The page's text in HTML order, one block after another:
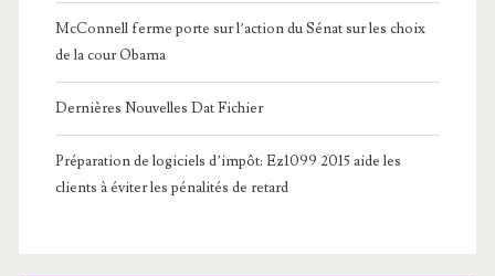
McConnell ferme porte sur l’action du Sénat sur les choix
de la cour Obama
Dernières Nouvelles Dat Fichier
Préparation de logiciels d’impôt: Ez1099 2015 aide les
clients à éviter les pénalités de retard